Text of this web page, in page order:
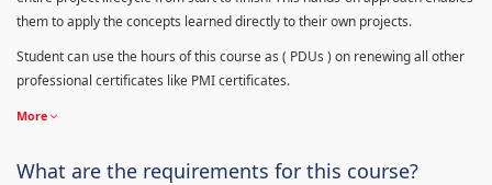
them to apply the concepts learned directly to their own projects.
Student can use the hours of this course as ( PDUs ) on renewing all other
professional certificates like PMI certificates.
More
What are the requirements for this course?